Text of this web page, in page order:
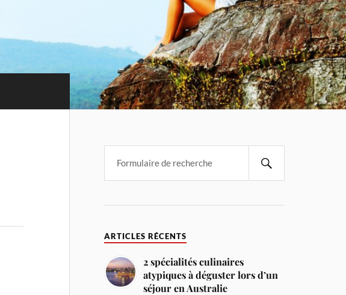
ARTICLES RÉCENTS
2 spécialités culinaires
atypiques à déguster lors d’un
séjour en Australie